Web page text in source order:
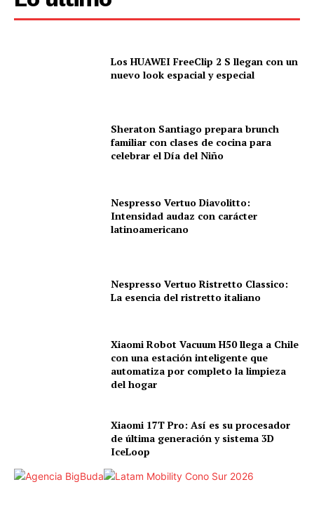
Los HUAWEI FreeClip 2 S llegan con un
nuevo look espacial y especial
Sheraton Santiago prepara brunch
familiar con clases de cocina para
celebrar el Día del Niño
Nespresso Vertuo Diavolitto:
Intensidad audaz con carácter
latinoamericano
Nespresso Vertuo Ristretto Classico:
La esencia del ristretto italiano
Xiaomi Robot Vacuum H50 llega a Chile
con una estación inteligente que
automatiza por completo la limpieza
del hogar
Xiaomi 17T Pro: Así es su procesador
de última generación y sistema 3D
IceLoop